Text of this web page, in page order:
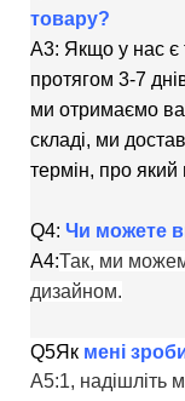
товару?
A3: Якщо у нас є
протягом 3-7
ми отримаємо
складі, ми
термін, про
Q4: Чи можете
A4:Так, ми
дизайном.
Q5Як мені
A5:1, надішліть